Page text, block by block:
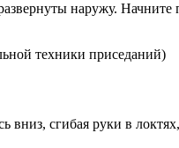
наружу. Начните
техники приседаний)
сгибая руки в